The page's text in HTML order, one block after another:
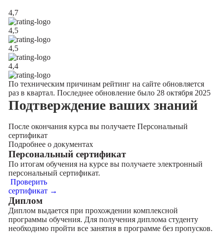
4,7
4,5
4,5
4,4
По техническим причинам рейтинг на сайте обновляется
раз в квартал. Последнее обновление было 28 октября 2025
Подтверждение ваших знаний
После окончания курса вы получаете Персональный
сертификат
Подробнее о документах
Персональный сертификат
По итогам обучения на курсе вы получаете электронный
персональный сертификат.
Проверить
сертификат →
Диплом
Диплом выдается при прохождении комплексной
программы обучения. Для получения диплома студенту
необходимо пройти все занятия в программе без пропусков.